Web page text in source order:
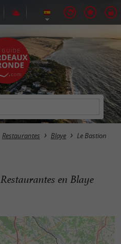
Restaurantes Blaye Le Bastion
Restaurantes en Blaye